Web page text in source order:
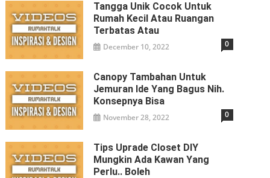
Tangga Unik Cocok Untuk
Rumah Kecil Atau Ruangan
Terbatas Atau
December 10, 2022 0
Canopy Tambahan Untuk
Jemuran Ide Yang Bagus Nih.
Konsepnya Bisa
November 28, 2022 0
Tips Uprade Closet DIY
Mungkin Ada Kawan Yang
Perlu.. Boleh